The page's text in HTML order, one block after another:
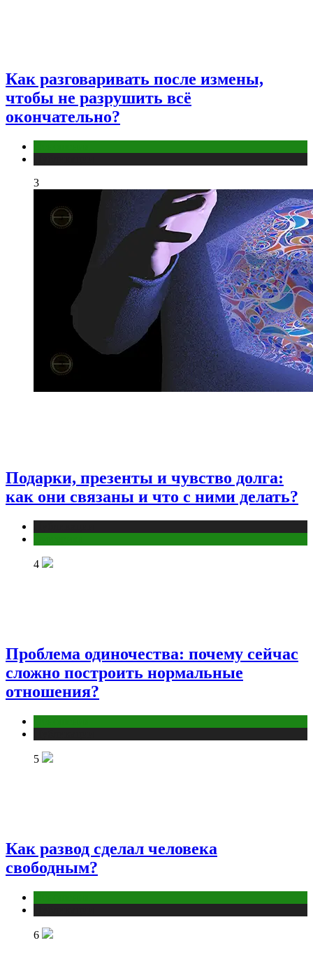
Как разговаривать после измены,
чтобы не разрушить всё
окончательно?
3
Подарки, презенты и чувство долга:
как они связаны и что с ними делать?
4
Проблема одиночества: почему сейчас
сложно построить нормальные
отношения?
5
Как развод сделал человека
свободным?
6